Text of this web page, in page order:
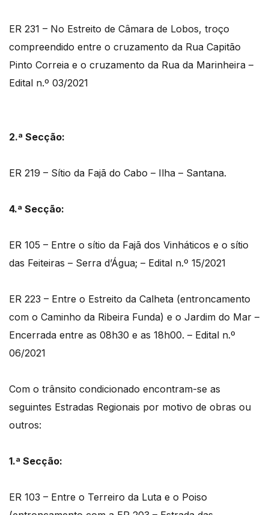
ER 231 – No Estreito de Câmara de Lobos, troço
compreendido entre o cruzamento da Rua Capitão
Pinto Correia e o cruzamento da Rua da Marinheira –
Edital n.º 03/2021
2.ª Secção:
ER 219 – Sítio da Fajã do Cabo – Ilha – Santana.
4.ª Secção:
ER 105 – Entre o sítio da Fajã dos Vinháticos e o sítio
das Feiteiras – Serra d’Água; – Edital n.º 15/2021
ER 223 – Entre o Estreito da Calheta (entroncamento
com o Caminho da Ribeira Funda) e o Jardim do Mar –
Encerrada entre as 08h30 e as 18h00. – Edital n.º
06/2021
Com o trânsito condicionado encontram-se as
seguintes Estradas Regionais por motivo de obras ou
outros:
1.ª Secção:
ER 103 – Entre o Terreiro da Luta e o Poiso